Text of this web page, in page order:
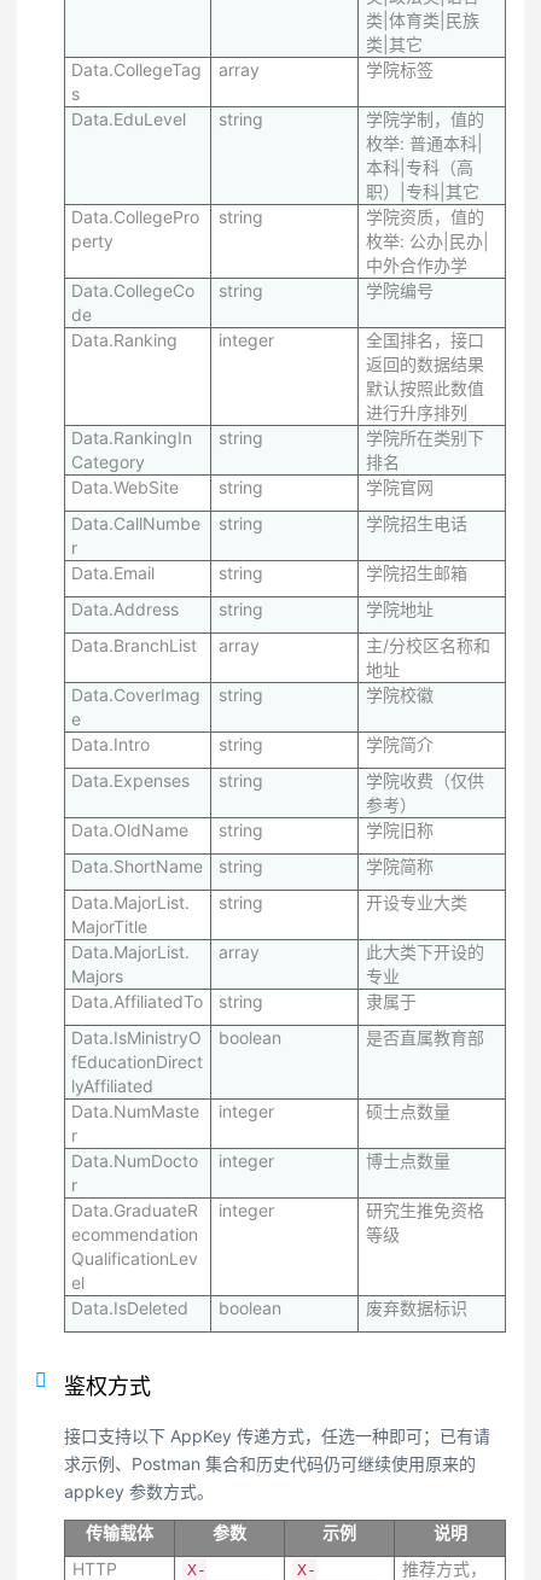
类|体育类|民族
类|其它
Data.CollegeTag
s
array 学院标签
Data.EduLevel string
学院学制，值的
枚举: 普通本科|
本科|专科（高
职）|专科|其它
Data.CollegePro
perty
string
学院资质，值的
枚举: 公办|民办|
中外合作办学
Data.CollegeCo
de
string 学院编号
Data.Ranking integer
全国排名，接口
返回的数据结果
默认按照此数值
进行升序排列
Data.RankingIn
Category
string
学院所在类别下
排名
Data.WebSite
string
学院官网
Data.CallNumbe
r
string 学院招生电话
Data.Email string
学院招生邮箱
Data.Address
string
学院地址
Data.BranchList
array
主/分校区名称和
地址
Data.CoverImag
e
string 学院校徽
Data.Intro string
学院简介
Data.Expenses
string
学院收费（仅供
参考）
Data.OldName
string
学院旧称
Data.ShortName
string
学院简称
Data.MajorList.
MajorTitle
string 开设专业大类
Data.MajorList.
Majors
array
此大类下开设的
专业
Data.AffiliatedTo
string
隶属于
Data.IsMinistryO
fEducationDirect
lyAffiliated
boolean 是否直属教育部
Data.NumMaste
r
integer 硕士点数量
Data.NumDocto
r
integer 博士点数量
Data.GraduateR
ecommendation
QualificationLev
el
integer
研究生推免资格
等级
Data.IsDeleted boolean 废弃数据标识
鉴权方式
接口支持以下 AppKey 传递方式，任选一种即可；已有请
求示例、Postman 集合和历史代码仍可继续使用原来的
appkey 参数方式。
传输载体
参数 示例
说明
HTTP
X-
X-
推荐方式，